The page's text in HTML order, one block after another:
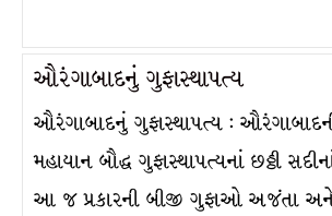
ઔરંગાબાદનું ગુફાસ્થાપત્ય
ઔરંગાબાદનું ગુફાસ્થાપત્ય :
મહાયાન બૌદ્ધ ગુફાસ્થાપત્યનાં છઠ્ઠી
આ જ પ્રકારની બીજી ગુફાઓ અજંતા અને